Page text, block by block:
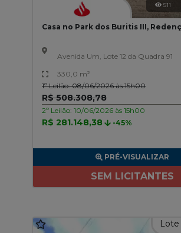
511
Casa no Park dos Buritis III,
Avenida Um, Lote 12 da Quadra 91
330,0 m²
1º Leilão: 08/06/2026 às 15h00
R$ 508.308,78
2º Leilão: 10/06/2026 às 15h00
R$ 281.148,38 -45%
PRÉ-VISUALIZAR
SEM LICITANTES
Lote